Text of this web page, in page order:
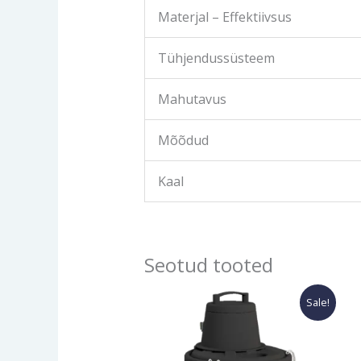
Materjal – Effektiivsus
Tühjendussüsteem
Mahutavus
Mõõdud
Kaal
Seotud tooted
Sale!
Algne
hind
oli:
937.20€.
Current
price
781.00€.